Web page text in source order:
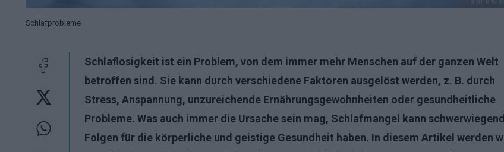
Schlafprobleme
Schlaflosigkeit ist ein Problem, von dem immer mehr Menschen auf der ganzen Welt
betroffen sind. Sie kann durch verschiedene Faktoren ausgelöst werden, z. B. durch
Stress, Anspannung, unzureichende Ernährungsgewohnheiten oder gesundheitliche
Probleme. Was auch immer die Ursache sein mag, Schlafmangel kann
Folgen für die körperliche und geistige Gesundheit haben. In diesem Artikel werden